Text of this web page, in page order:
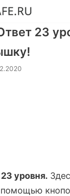
23
уровня.